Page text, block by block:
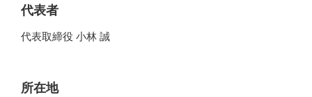
代表者
代表取締役 小林 誠
所在地